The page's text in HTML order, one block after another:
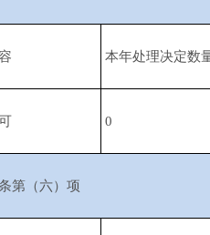
本年处理决定数
0
第（六）项